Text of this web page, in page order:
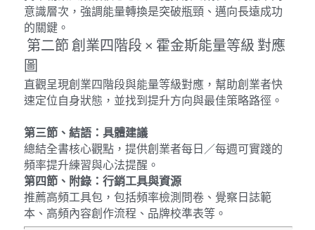
意識層次，強調能量轉換是突破瓶頸、邁向長遠成功
的關鍵。
第二節 創業四階段 × 霍金斯能量等級 對應
圖
直觀呈現創業四階段與能量等級對應，幫助創業者快
速定位自身狀態，並找到提升方向與最佳策略路徑。
第三節、結語：具體建議
總結全書核心觀點，提供創業者每日／每週可實踐的
頻率提升練習與心法提醒。
第四節、附錄：行銷工具與資源
推薦高頻工具包，包括頻率檢測問卷、覺察日誌範
本、高頻內容創作流程、品牌校準表等。